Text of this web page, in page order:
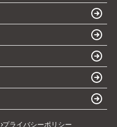
プライバシーポリシー